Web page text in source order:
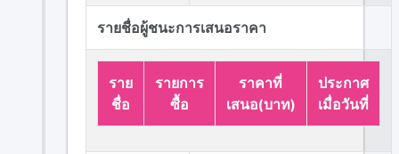
รายชื่อผู้ชนะการเสนอราคา
ราย
ชื่อ
รายการ
ซื้อ
ราคาที่
เสนอ(บาท)
ประกาศ
เมื่อวันที่